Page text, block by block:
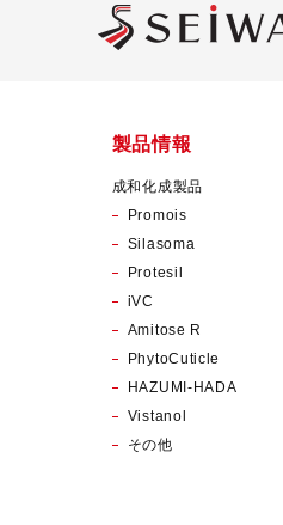
製品情報
成和化成製品
Promois
Silasoma
Protesil
iVC
Amitose R
PhytoCuticle
HAZUMI-HADA
Vistanol
その他